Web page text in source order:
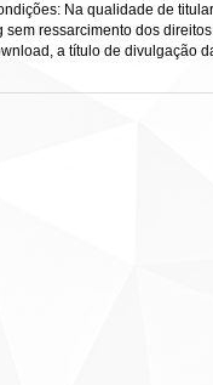
Na qualidade de
ressarcimento dos
a título de divulgação